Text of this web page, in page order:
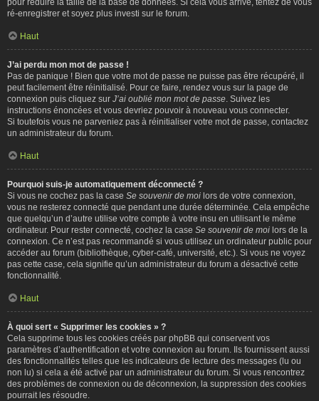
ré-enregistrer et soyez plus investi sur le forum.
Haut
J’ai perdu mon mot de passe !
Pas de panique ! Bien que votre mot de passe ne puisse pas être récupéré, il
peut facilement être réinitialisé. Pour ce faire, rendez vous sur la page de
connexion puis cliquez sur J’ai oublié mon mot de passe . Suivez les
instructions énoncées et vous devriez pouvoir à nouveau vous connecter.
Si toutefois vous ne parveniez pas à réinitialiser votre mot de passe, contactez
un administrateur du forum.
Haut
Pourquoi suis-je automatiquement déconnecté ?
Si vous ne cochez pas la case Se souvenir de moi lors de votre connexion,
vous ne resterez connecté que pendant une durée déterminée. Cela empêche
que quelqu’un d’autre utilise votre compte à votre insu en utilisant le même
ordinateur. Pour rester connecté, cochez la case Se souvenir de moi lors de la
connexion. Ce n’est pas recommandé si vous utilisez un ordinateur public pour
accéder au forum (bibliothèque, cyber-café, université, etc.). Si vous ne voyez
pas cette case, cela signifie qu’un administrateur du forum a désactivé cette
fonctionnalité.
Haut
À quoi sert « Supprimer les cookies » ?
Cela supprime tous les cookies créés par phpBB qui conservent vos
paramètres d’authentification et votre connexion au forum. Ils fournissent aussi
des fonctionnalités telles que les indicateurs de lecture des messages (lu ou
non lu) si cela a été activé par un administrateur du forum. Si vous rencontrez
des problèmes de connexion ou de déconnexion, la suppression des cookies
pourrait les résoudre.